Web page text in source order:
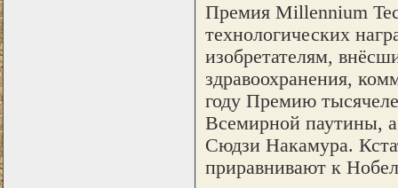
Премия Millennium
технологических
изобретателям,
здравоохранения,
году Премию
Всемирной паутины,
Сюдзи Накамура.
приравнивают к